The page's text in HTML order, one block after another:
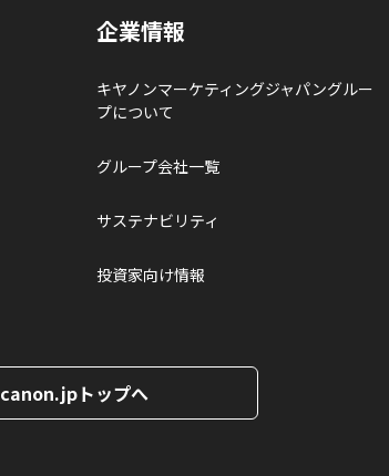
企業情報
キヤノンマーケティングジャパングルー
プについて
グループ会社一覧
サステナビリティ
投資家向け情報
canon.jpトップへ